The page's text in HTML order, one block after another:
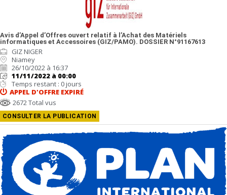
Avis d’Appel d’Offres ouvert relatif à l’Achat des Matériels
informatiques et Accessoires (GIZ/PAMO). DOSSIER N°91167613
GIZ NIGER
Niamey
26/10/2022 à 16:37
11/11/2022 à 00:00
Temps restant : 0 jours
APPEL D'OFFRE EXPIRÉ
2672 Total vus
CONSULTER LA PUBLICATION